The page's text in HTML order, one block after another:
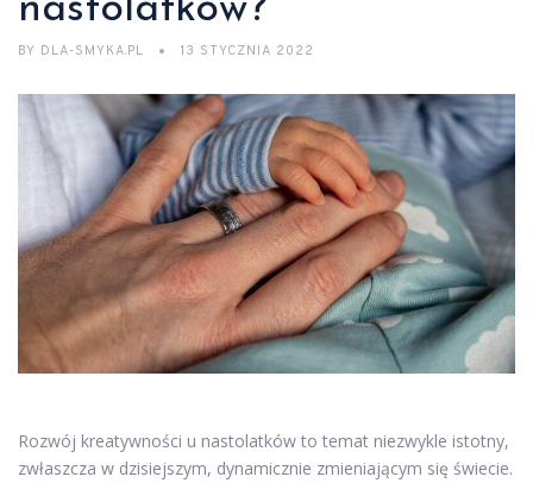
nastolatków?
BY DLA-SMYKA.PL 13 STYCZNIA 2022
Rozwój kreatywności u nastolatków to temat niezwykle istotny,
zwłaszcza w dzisiejszym, dynamicznie zmieniającym się świecie.